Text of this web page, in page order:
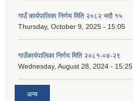
गाउँ कार्यपालिका निर्णय मिति २०८२ भदौ १५
Thursday, October 9, 2025 - 15:05
गाउँकार्यपालिका निर्णय मिति २०८१-०४-२९
Wednesday, August 28, 2024 - 15:25
अन्य